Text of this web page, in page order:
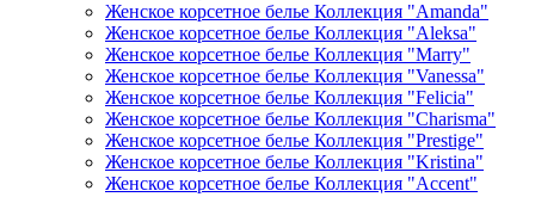
Женское корсетное белье Коллекция "Amanda"
Женское корсетное белье Коллекция "Aleksa"
Женское корсетное белье Коллекция "Marry"
Женское корсетное белье Коллекция "Vanessa"
Женское корсетное белье Коллекция "Felicia"
Женское корсетное белье Коллекция "Charisma"
Женское корсетное белье Коллекция "Prestige"
Женское корсетное белье Коллекция "Kristina"
Женское корсетное белье Коллекция "Accent"